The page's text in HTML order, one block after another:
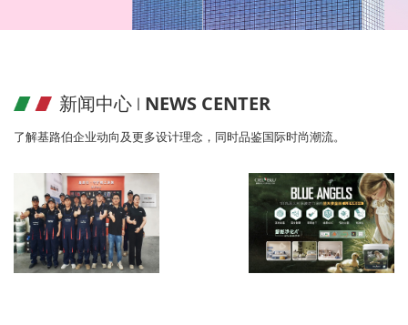
新闻中心 ∣ NEWS CENTER
了解基路伯企业动向及更多设计理念，同时品鉴国际时尚潮流。